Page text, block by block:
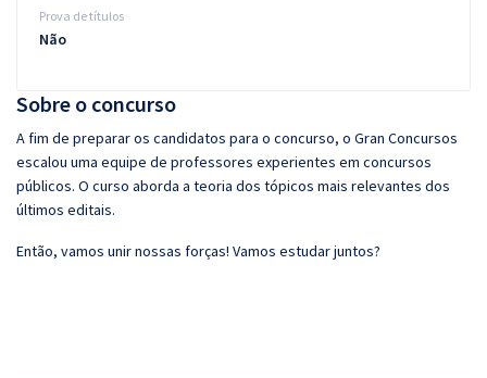
Sobre o concurso
A fim de preparar os candidatos para o concurso, o Gran Concursos
escalou uma equipe de professores experientes em concursos
públicos. O curso aborda a teoria dos tópicos mais relevantes dos
últimos editais.
Então, vamos unir nossas forças! Vamos estudar juntos?
Prova de títulos
Não